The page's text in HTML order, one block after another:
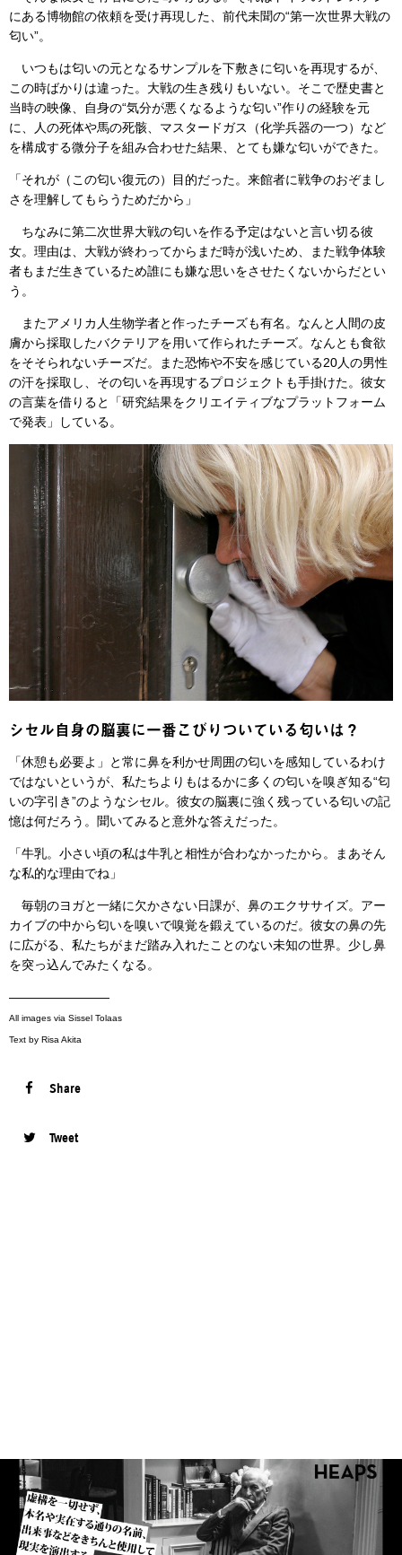
にある博物館の依頼を受け再現した、前代未聞の“第一次世界大戦の
匂い”。
いつもは匂いの元となるサンプルを下敷きに匂いを再現するが、
この時ばかりは違った。大戦の生き残りもいない。そこで歴史書と
当時の映像、自身の“気分が悪くなるような匂い”作りの経験を元
に、人の死体や馬の死骸、マスタードガス（化学兵器の一つ）など
を構成する微分子を組み合わせた結果、とても嫌な匂いができた。
「それが（この匂い復元の）目的だった。来館者に戦争のおぞまし
さを理解してもらうためだから」
ちなみに第二次世界大戦の匂いを作る予定はないと言い切る彼
女。理由は、大戦が終わってからまだ時が浅いため、また戦争体験
者もまだ生きているため誰にも嫌な思いをさせたくないからだとい
う。
またアメリカ人生物学者と作ったチーズも有名。なんと人間の皮
膚から採取したバクテリアを用いて作られたチーズ。なんとも食欲
をそそられないチーズだ。また恐怖や不安を感じている20人の男性
の汗を採取し、その匂いを再現するプロジェクトも手掛けた。彼女
の言葉を借りると「研究結果をクリエイティブなプラットフォーム
で発表」している。
シセル自身の脳裏に一番こびりついている匂いは？
「休憩も必要よ」と常に鼻を利かせ周囲の匂いを感知しているわけ
ではないというが、私たちよりもはるかに多くの匂いを嗅ぎ知る“匂
いの字引き”のようなシセル。彼女の脳裏に強く残っている匂いの記
憶は何だろう。聞いてみると意外な答えだった。
「牛乳。小さい頃の私は牛乳と相性が合わなかったから。まあそん
な私的な理由でね」
毎朝のヨガと一緒に欠かさない日課が、鼻のエクササイズ。アー
カイブの中から匂いを嗅いで嗅覚を鍛えているのだ。彼女の鼻の先
に広がる、私たちがまだ踏み入れたことのない未知の世界。少し鼻
を突っ込んでみたくなる。
————————
All images via Sissel Tolaas
Text by Risa Akita
Share
Tweet